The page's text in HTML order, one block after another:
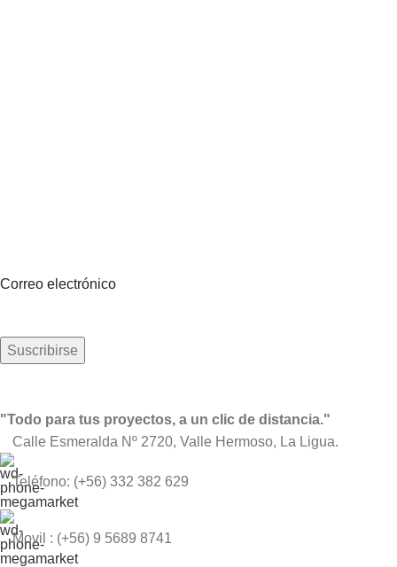
Correo electrónico
"Todo para tus proyectos, a un clic de distancia."
Calle Esmeralda Nº 2720, Valle Hermoso, La Ligua.
Teléfono: (+56) 332 382 629
Movil : (+56) 9 5689 8741